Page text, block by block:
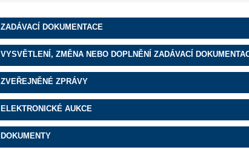
ZADÁVACÍ DOKUMENTACE
VYSVĚTLENÍ, ZMĚNA NEBO DOPLNĚNÍ ZADÁVACÍ
ZVEŘEJNĚNÉ ZPRÁVY
ELEKTRONICKÉ AUKCE
DOKUMENTY